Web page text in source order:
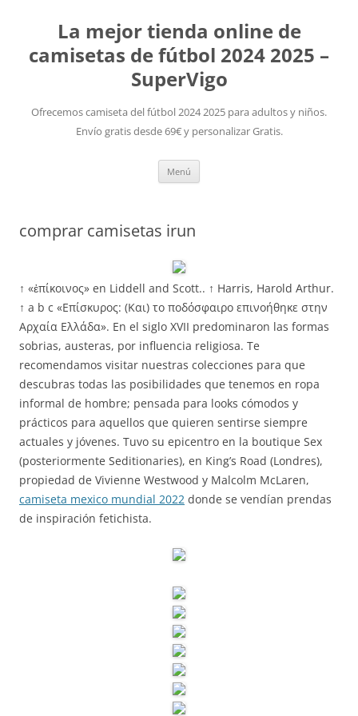
La mejor tienda online de
camisetas de fútbol 2024 2025 –
SuperVigo
Ofrecemos camiseta del fútbol 2024 2025 para adultos y niños.
Envío gratis desde 69€ y personalizar Gratis.
Menú
comprar camisetas irun
↑ «ἐπίκοινος» en Liddell and Scott.. ↑ Harris, Harold Arthur.
↑ a b c «Επίσκυρος: (Και) το ποδόσφαιρο επινοήθηκε στην
Αρχαία Ελλάδα». En el siglo XVII predominaron las formas
sobrias, austeras, por influencia religiosa. Te
recomendamos visitar nuestras colecciones para que
descubras todas las posibilidades que tenemos en ropa
informal de hombre; pensada para looks cómodos y
prácticos para aquellos que quieren sentirse siempre
actuales y jóvenes. Tuvo su epicentro en la boutique Sex
(posteriormente Seditionaries), en King’s Road (Londres),
propiedad de Vivienne Westwood y Malcolm McLaren,
camiseta mexico mundial 2022 donde se vendían prendas
de inspiración fetichista.